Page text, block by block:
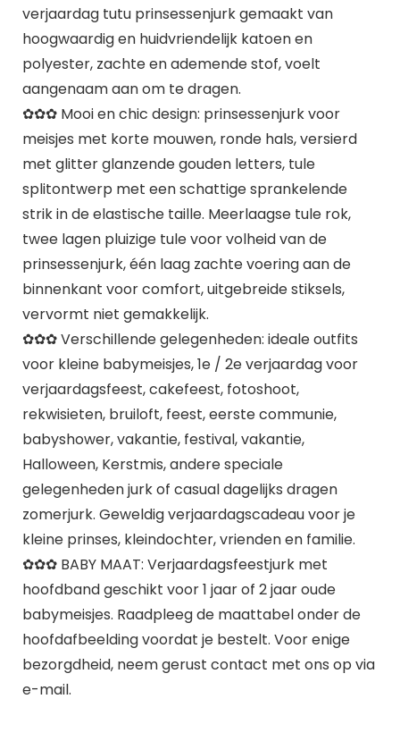
verjaardag tutu prinsessenjurk gemaakt van
hoogwaardig en huidvriendelijk katoen en
polyester, zachte en ademende stof, voelt
aangenaam aan om te dragen.
✿✿✿ Mooi en chic design: prinsessenjurk voor
meisjes met korte mouwen, ronde hals, versierd
met glitter glanzende gouden letters, tule
splitontwerp met een schattige sprankelende
strik in de elastische taille. Meerlaagse tule rok,
twee lagen pluizige tule voor volheid van de
prinsessenjurk, één laag zachte voering aan de
binnenkant voor comfort, uitgebreide stiksels,
vervormt niet gemakkelijk.
✿✿✿ Verschillende gelegenheden: ideale outfits
voor kleine babymeisjes, 1e / 2e verjaardag voor
verjaardagsfeest, cakefeest, fotoshoot,
rekwisieten, bruiloft, feest, eerste communie,
babyshower, vakantie, festival, vakantie,
Halloween, Kerstmis, andere speciale
gelegenheden jurk of casual dagelijks dragen
zomerjurk. Geweldig verjaardagscadeau voor je
kleine prinses, kleindochter, vrienden en familie.
✿✿✿ BABY MAAT: Verjaardagsfeestjurk met
hoofdband geschikt voor 1 jaar of 2 jaar oude
babymeisjes. Raadpleeg de maattabel onder de
hoofdafbeelding voordat je bestelt. Voor enige
bezorgdheid, neem gerust contact met ons op via
e-mail.